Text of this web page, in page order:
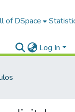
of DSpace
Log In